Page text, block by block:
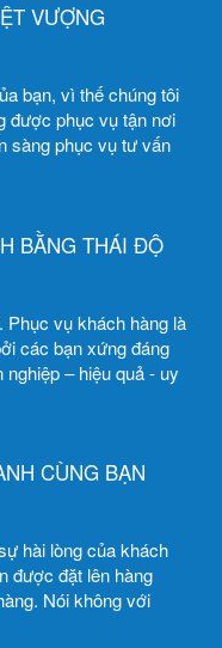
VƯỢNG
bạn, vì thế chúng tôi
được phục vụ tận nơi
sàng phục vụ tư vấn
BẰNG THÁI ĐỘ
Phục vụ khách hàng là
các bạn xứng đáng
– hiệu quả - uy
CÙNG BẠN
hài lòng của khách
được đặt lên hàng
Nói không với